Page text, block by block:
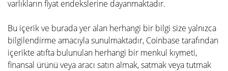
varlıkların fiyat endekslerine dayanmaktadır.
Bu içerik ve burada yer alan herhangi bir bilgi size yalnızca
bilgilendirme amacıyla sunulmaktadır, Coinbase tarafından
içerikte atıfta bulunulan herhangi bir menkul kıymeti,
finansal ürünü veya aracı satın almak, satmak veya tutmak